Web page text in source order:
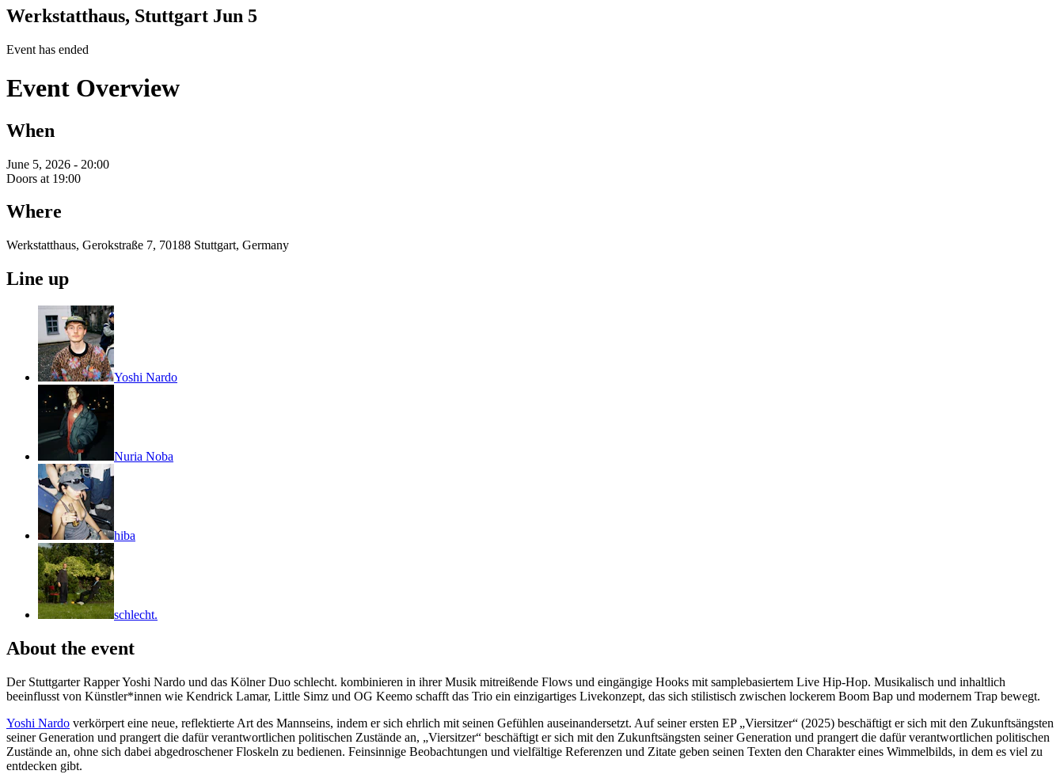
Werkstatthaus, Stuttgart Jun 5
Event has ended
Event Overview
When
June 5, 2026 - 20:00
Doors at 19:00
Where
Werkstatthaus, Gerokstraße 7, 70188 Stuttgart, Germany
Line up
Yoshi Nardo
Nuria Noba
hiba
schlecht.
About the event
Der Stuttgarter Rapper Yoshi Nardo und das Kölner Duo schlecht. kombinieren in ihrer Musik mitreißende Flows und eingängige Hooks mit samplebasiertem Live Hip-Hop. Musikalisch und inhaltlich
beeinflusst von Künstler*innen wie Kendrick Lamar, Little Simz und OG Keemo schafft das Trio ein einzigartiges Livekonzept, das sich stilistisch zwischen lockerem Boom Bap und modernem Trap bewegt.
Yoshi Nardo verkörpert eine neue, reflektierte Art des Mannseins, indem er sich ehrlich mit seinen Gefühlen auseinandersetzt. Auf seiner ersten EP „Viersitzer“ (2025) beschäftigt er sich mit den Zukunftsängsten
seiner Generation und prangert die dafür verantwortlichen politischen Zustände an, „Viersitzer“ beschäftigt er sich mit den Zukunftsängsten seiner Generation und prangert die dafür verantwortlichen politischen
Zustände an, ohne sich dabei abgedroschener Floskeln zu bedienen. Feinsinnige Beobachtungen und vielfältige Referenzen und Zitate geben seinen Texten den Charakter eines Wimmelbilds, in dem es viel zu
entdecken gibt.